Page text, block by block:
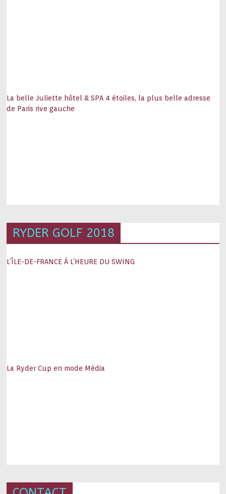
La belle Juliette hôtel & SPA 4 étoiles, la plus belle adresse
de Paris rive gauche
RYDER GOLF 2018
L’ÎLE-DE-FRANCE À L’HEURE DU SWING
La Ryder Cup en mode Média